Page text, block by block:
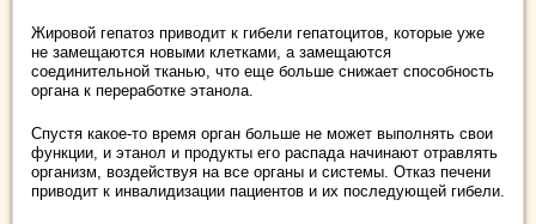
Жировой гепатоз приводит к гибели гепатоцитов, которые уже
не замещаются новыми клетками, а замещаются
соединительной тканью, что еще больше снижает способность
органа к переработке этанола.
Спустя какое-то время орган больше не может выполнять свои
функции, и этанол и продукты его распада начинают отравлять
организм, воздействуя на все органы и системы. Отказ печени
приводит к инвалидизации пациентов и их последующей гибели.